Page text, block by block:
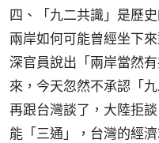
四、「九二共識」是歷
兩岸如何可能曾經坐下
深官員說出「兩岸當然
來，今天忽然不承認「
再跟台灣談了，大陸拒
能「三通」，台灣的經